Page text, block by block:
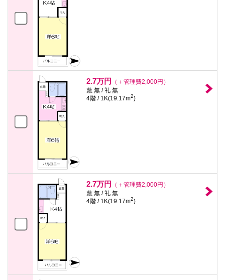
2.7万円
（＋管理費2,000円）
敷 無 / 礼 無
4階 / 1K(19.17m2)
2.7万円
（＋管理費2,000円）
敷 無 / 礼 無
4階 / 1K(19.17m2)